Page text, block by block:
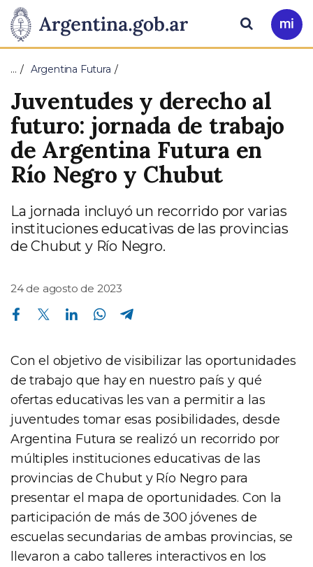
Presidencia
de
la
Nación
Pasar al contenido principal
Ir
a
Buscar
… Argentina Futura
Juventudes y derecho al
futuro: jornada de trabajo
de Argentina Futura en
Río Negro y Chubut
La jornada incluyó un recorrido por varias
instituciones educativas de las provincias
de Chubut y Río Negro.
24 de agosto de 2023
Compartir en Facebook Compartir en Twitter Compartir en Linkedin Compartir en Whatsapp
Con el objetivo de visibilizar las oportunidades
de trabajo que hay en nuestro país y qué
ofertas educativas les van a permitir a las
juventudes tomar esas posibilidades, desde
Argentina Futura se realizó un recorrido por
múltiples instituciones educativas de las
provincias de Chubut y Río Negro para
presentar el mapa de oportunidades. Con la
participación de más de 300 jóvenes de
escuelas secundarias de ambas provincias, se
llevaron a cabo talleres interactivos en los